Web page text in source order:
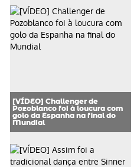
[VÍDEO] Challenger de
Pozoblanco foi à loucura com
golo da Espanha na final do
Mundial